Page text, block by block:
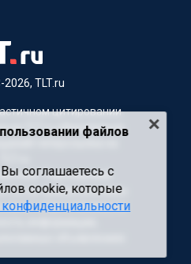
TLT.ru
цитировании
на TLT.ru обязательна.
"Партнерский
на правах рекламы.
ответственности
информации,
объявлениях
файлов
соглашаетесь с
cookie, которые